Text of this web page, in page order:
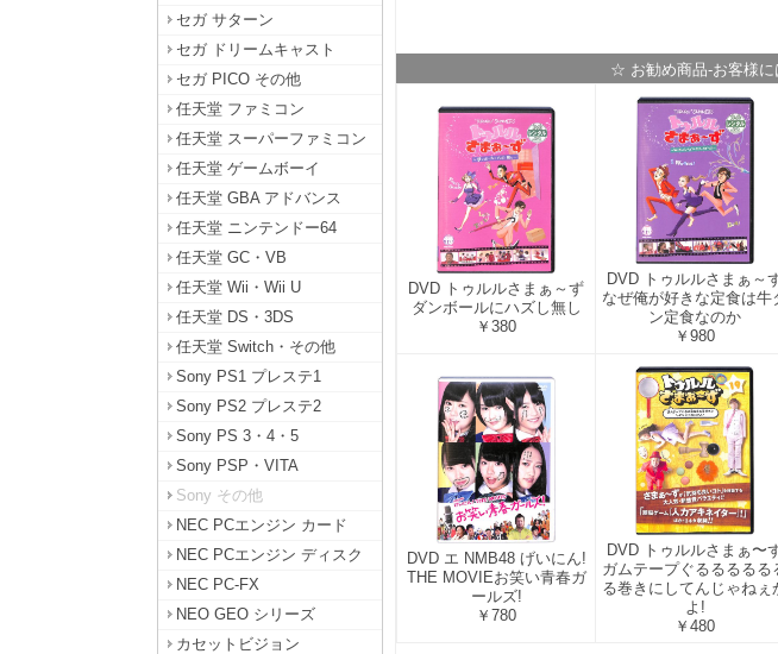
セガ サターン
セガ ドリームキャスト
セガ PICO その他
任天堂 ファミコン
任天堂 スーパーファミコン
任天堂 ゲームボーイ
任天堂 GBA アドバンス
任天堂 ニンテンドー64
任天堂 GC・VB
任天堂 Wii・Wii U
任天堂 DS・3DS
任天堂 Switch・その他
Sony PS1 プレステ1
Sony PS2 プレステ2
Sony PS 3・4・5
Sony PSP・VITA
Sony その他
NEC PCエンジン カード
NEC PCエンジン ディスク
NEC PC-FX
NEO GEO シリーズ
カセットビジョン
☆ お勧め商品-お客様
DVD トゥルルさまぁ～ず
ダンボールにハズし無し
￥380
DVD トゥルルさまぁ～
なぜ俺が好きな定食は牛
ン定食なのか
￥980
DVD エ NMB48 げいにん!
THE MOVIEお笑い青春ガ
ールズ!
￥780
DVD トゥルルさまぁ〜
ガムテープぐるるるるる
る巻きにしてんじゃねぇ
よ!
￥480